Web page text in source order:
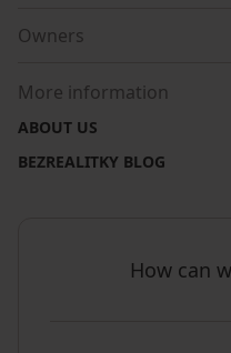
Owners
More information
ABOUT US
BEZREALITKY BLOG
How can